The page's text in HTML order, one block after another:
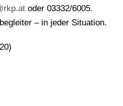
oder 03332/6005.
– in jeder Situation.